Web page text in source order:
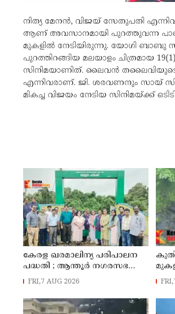
നിത്യ മേനൻ, വിജയ് സേതുപതി
ആണ് അവസാനമായി പുറത്തുവന്ന
മുകളിൽ നേടിയിരുന്നു. യോഗി ബാബു
പുറത്തിറങ്ങിയ മലയാളം ചിത്രമായ
സിനിമയാണിത്. ലൈവൻ
എന്നിവരാണ്. ജി. ശരവണനും സായ്
മികച്ച വിജയം നേടിയ സിനിമയ്ക്ക്
കേരള ഖരമാലിന്യ പരിപാലന
പദ്ധതി ; ആന്തൂർ നഗരസഭ
സന്ദർശിച്ച് ലോക ബാങ്ക്
FRI,7 AUG 2026